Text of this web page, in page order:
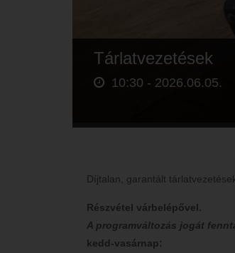
Tárlatvezetések
10:30 - 2026.06.05.
Díjtalan, garantált
Részvétel várbelépővel.
A programváltozás jogát
kedd-vasárnap: